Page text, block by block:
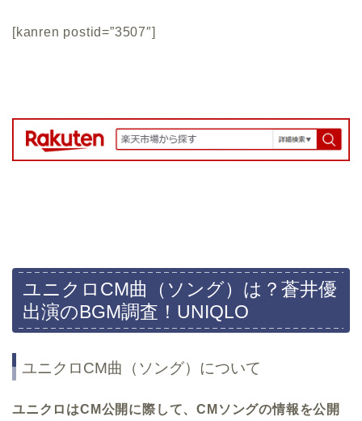
[kanren postid=”3507″]
ユニクロCM曲（ソング）は？蒼井優
出演のBGM調査！UNIQLO
ユニクロCM曲（ソング）について
ユニクロはCM公開に際して、CMソングの情報を公開